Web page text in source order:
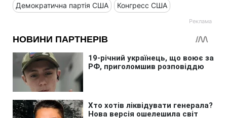
Демократична партія США Конгресс США